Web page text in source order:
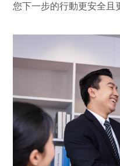
您下一步的行動更安全且